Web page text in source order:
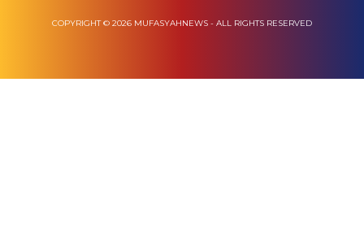
COPYRIGHT © 2026 MUFASYAHNEWS - ALL RIGHTS RESERVED